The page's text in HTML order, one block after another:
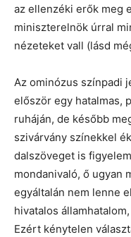
az ellenzéki erők meg
miniszterelnök úrral
nézeteket vall (lásd
Az ominózus színpadi
először egy hatalmas,
ruháján, de később
szivárvány színekkel
dalszöveget is
mondanivaló, ő ugyan
egyáltalán nem lenne
hivatalos
Ezért kénytelen